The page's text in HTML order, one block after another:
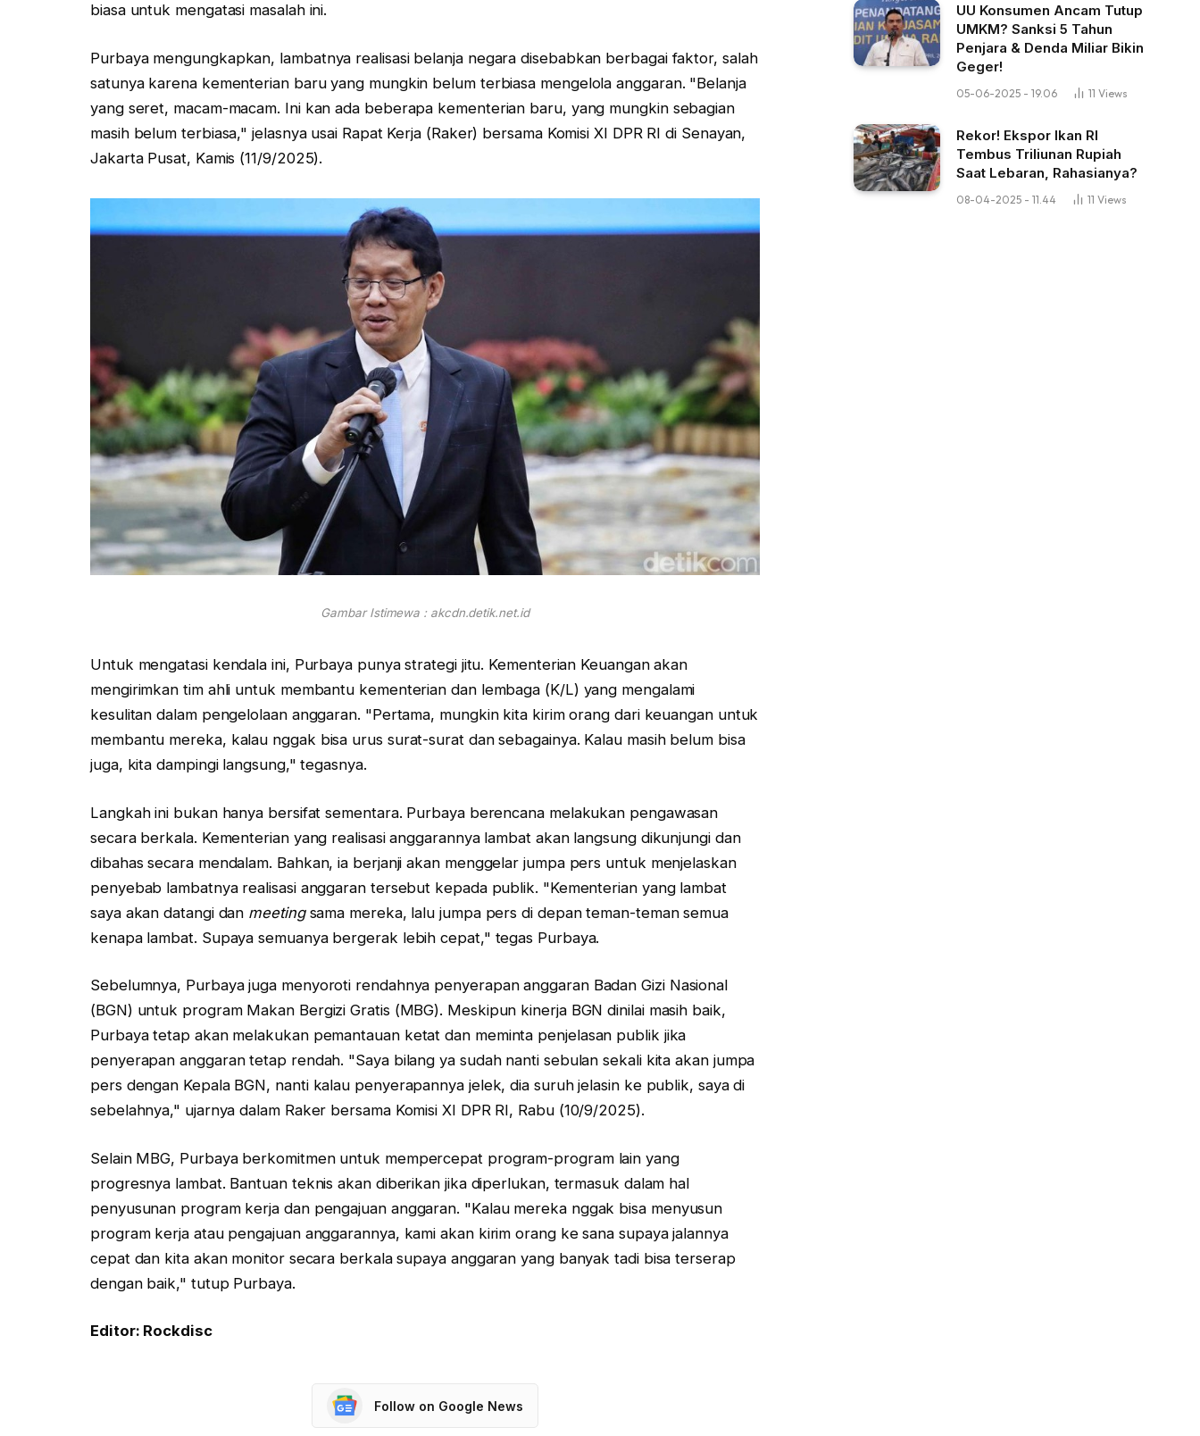
biasa untuk mengatasi masalah ini.
Purbaya mengungkapkan, lambatnya realisasi belanja negara disebabkan berbagai faktor, salah
satunya karena kementerian baru yang mungkin belum terbiasa mengelola anggaran. "Belanja
yang seret, macam-macam. Ini kan ada beberapa kementerian baru, yang mungkin sebagian
masih belum terbiasa," jelasnya usai Rapat Kerja (Raker) bersama Komisi XI DPR RI di Senayan,
Jakarta Pusat, Kamis (11/9/2025).
Gambar Istimewa : akcdn.detik.net.id
Untuk mengatasi kendala ini, Purbaya punya strategi jitu. Kementerian Keuangan akan
mengirimkan tim ahli untuk membantu kementerian dan lembaga (K/L) yang mengalami
kesulitan dalam pengelolaan anggaran. "Pertama, mungkin kita kirim orang dari keuangan untuk
membantu mereka, kalau nggak bisa urus surat-surat dan sebagainya. Kalau masih belum bisa
juga, kita dampingi langsung," tegasnya.
Langkah ini bukan hanya bersifat sementara. Purbaya berencana melakukan pengawasan
secara berkala. Kementerian yang realisasi anggarannya lambat akan langsung dikunjungi dan
dibahas secara mendalam. Bahkan, ia berjanji akan menggelar jumpa pers untuk menjelaskan
penyebab lambatnya realisasi anggaran tersebut kepada publik. "Kementerian yang lambat
saya akan datangi dan meetingsama mereka, lalu jumpa pers di depan teman-teman semua
kenapa lambat. Supaya semuanya bergerak lebih cepat," tegas Purbaya.
Sebelumnya, Purbaya juga menyoroti rendahnya penyerapan anggaran Badan Gizi Nasional
(BGN) untuk program Makan Bergizi Gratis (MBG). Meskipun kinerja BGN dinilai masih baik,
Purbaya tetap akan melakukan pemantauan ketat dan meminta penjelasan publik jika
penyerapan anggaran tetap rendah. "Saya bilang ya sudah nanti sebulan sekali kita akan jumpa
pers dengan Kepala BGN, nanti kalau penyerapannya jelek, dia suruh jelasin ke publik, saya di
sebelahnya," ujarnya dalam Raker bersama Komisi XI DPR RI, Rabu (10/9/2025).
Selain MBG, Purbaya berkomitmen untuk mempercepat program-program lain yang
progresnya lambat. Bantuan teknis akan diberikan jika diperlukan, termasuk dalam hal
penyusunan program kerja dan pengajuan anggaran. "Kalau mereka nggak bisa menyusun
program kerja atau pengajuan anggarannya, kami akan kirim orang ke sana supaya jalannya
cepat dan kita akan monitor secara berkala supaya anggaran yang banyak tadi bisa terserap
dengan baik," tutup Purbaya.
Editor: Rockdisc
Follow on Google News
UU Konsumen Ancam Tutup
UMKM? Sanksi 5 Tahun
Penjara & Denda Miliar Bikin
Geger!
05-06-2025 - 19.06 11 Views
Rekor! Ekspor Ikan RI
Tembus Triliunan Rupiah
Saat Lebaran, Rahasianya?
08-04-2025 - 11.44 11 Views